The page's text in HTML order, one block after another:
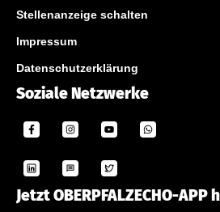
Stellenanzeige schalten
Impressum
Datenschutzerklärung
Soziale Netzwerke
Jetzt OBERPFALZECHO-